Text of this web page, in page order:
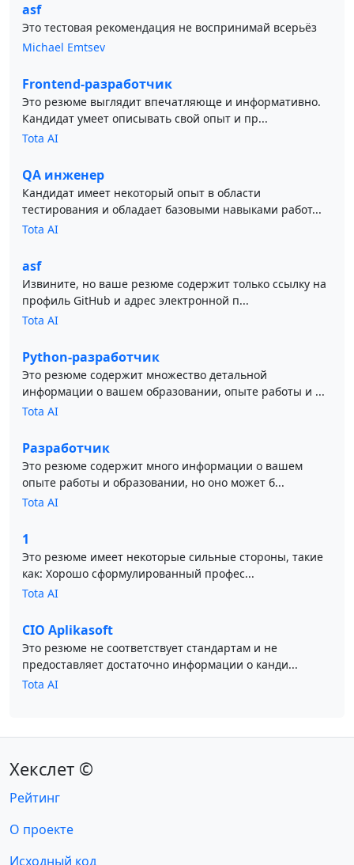
asf
Это тестовая рекомендация не воспринимай всерьёз
Michael Emtsev
Frontend-разработчик
Это резюме выглядит впечатляюще и информативно.
Кандидат умеет описывать свой опыт и пр...
Tota AI
QA инженер
Кандидат имеет некоторый опыт в области
тестирования и обладает базовыми навыками работ...
Tota AI
asf
Извините, но ваше резюме содержит только ссылку на
профиль GitHub и адрес электронной п...
Tota AI
Python-разработчик
Это резюме содержит множество детальной
информации о вашем образовании, опыте работы и ...
Tota AI
Разработчик
Это резюме содержит много информации о вашем
опыте работы и образовании, но оно может б...
Tota AI
1
Это резюме имеет некоторые сильные стороны, такие
как: Хорошо сформулированный профес...
Tota AI
CIO Aplikasoft
Это резюме не соответствует стандартам и не
предоставляет достаточно информации о канди...
Tota AI
Хекслет ©
Рейтинг
О проекте
Исходный код